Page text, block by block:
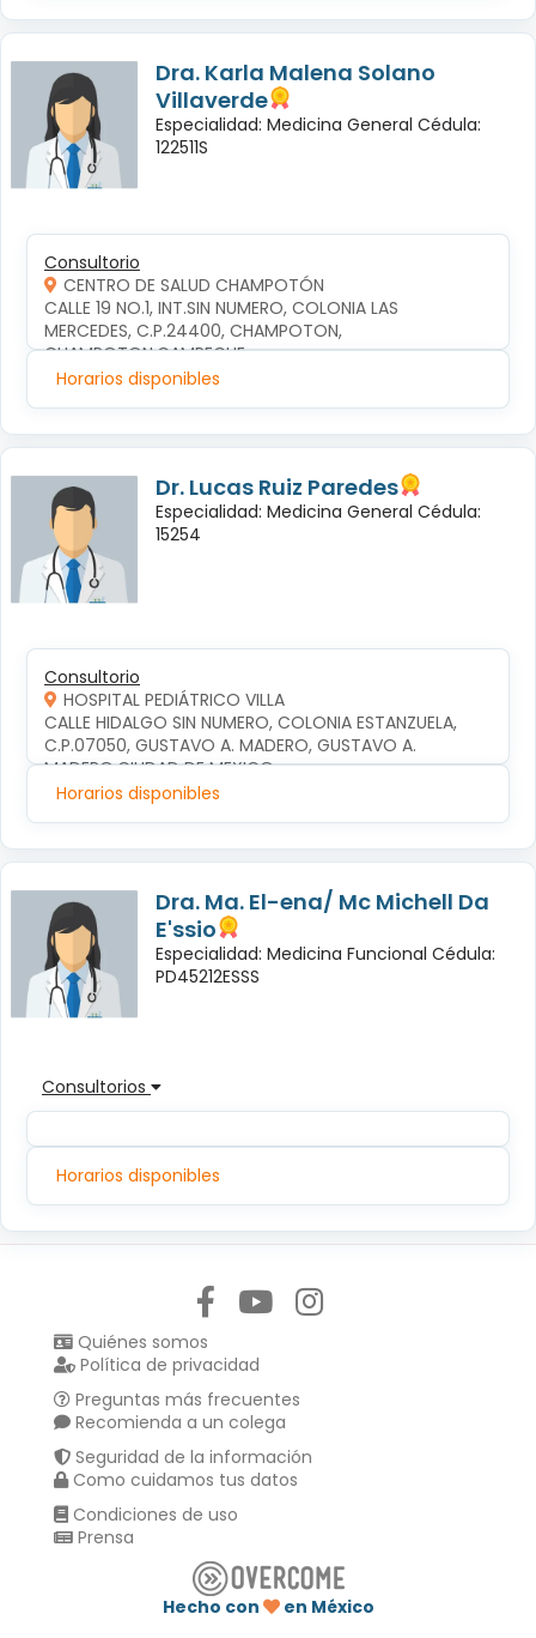
Dra. Karla Malena Solano
Villaverde
Especialidad: Medicina General Cédula:
122511S
Consultorio
CENTRO DE SALUD CHAMPOTÓN
CALLE 19 NO.1, INT.SIN NUMERO, COLONIA LAS
MERCEDES, C.P.24400, CHAMPOTON,
CHAMPOTON,CAMPECHE
Horarios disponibles
Dr. Lucas Ruiz Paredes
Especialidad: Medicina General Cédula:
15254
Consultorio
HOSPITAL PEDIÁTRICO VILLA
CALLE HIDALGO SIN NUMERO, COLONIA ESTANZUELA,
C.P.07050, GUSTAVO A. MADERO, GUSTAVO A.
MADERO,CIUDAD DE MEXICO
Horarios disponibles
Dra. Ma. El-ena/ Mc Michell Da
E'ssio
Especialidad: Medicina Funcional Cédula:
PD45212ESSS
Consultorios
Horarios disponibles
Quiénes somos
Política de privacidad
Preguntas más frecuentes
Recomienda a un colega
Seguridad de la información
Como cuidamos tus datos
Condiciones de uso
Prensa
Hecho con
en México